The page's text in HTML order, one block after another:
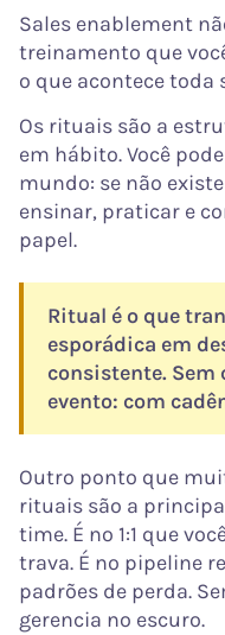
Sales enablement
treinamento que
o que acontece
Os rituais são a
em hábito. Você
mundo: se não
ensinar, praticar e
papel.
Ritual é o que
esporádica em
consistente. Sem
evento: com
Outro ponto que
rituais são a
time. É no 1:1 que
trava. É no pipeline
padrões de perda.
gerencia no escuro.